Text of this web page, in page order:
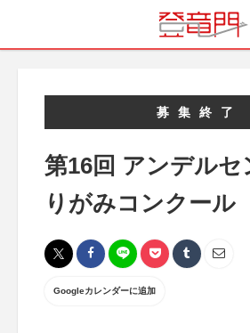
募集終了
第16回 アンデルセ
りがみコンクール
Googleカレンダーに追加